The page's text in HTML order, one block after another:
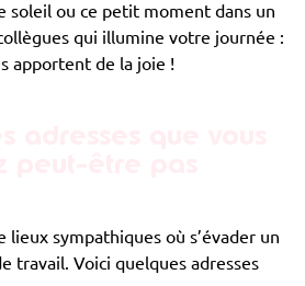
soleil ou ce petit moment dans un
qui illumine votre journée :
apportent de la joie !
lieux sympathiques où s’évader un
travail. Voici quelques adresses